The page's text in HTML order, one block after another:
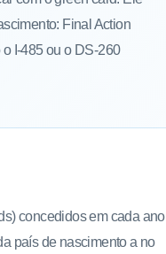
Final Action
I-485 ou o DS-260
concedidos em cada ano
país de nascimento a no